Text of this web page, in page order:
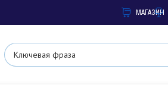
МАГАЗИН